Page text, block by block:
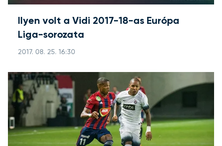
Ilyen volt a Vidi 2017-18-as Európa
Liga-sorozata
2017. 08. 25. 16:30